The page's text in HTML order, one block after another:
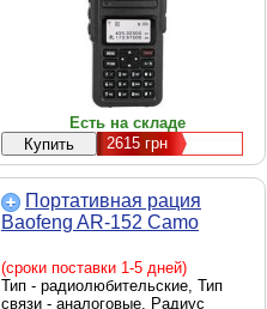
Есть на складе
2615 грн
Портативная рация
Baofeng AR-152 Camo
(сроки поставки 1-5 дней)
Тип - радиолюбительские, Тип
связи - аналоговые, Радиус